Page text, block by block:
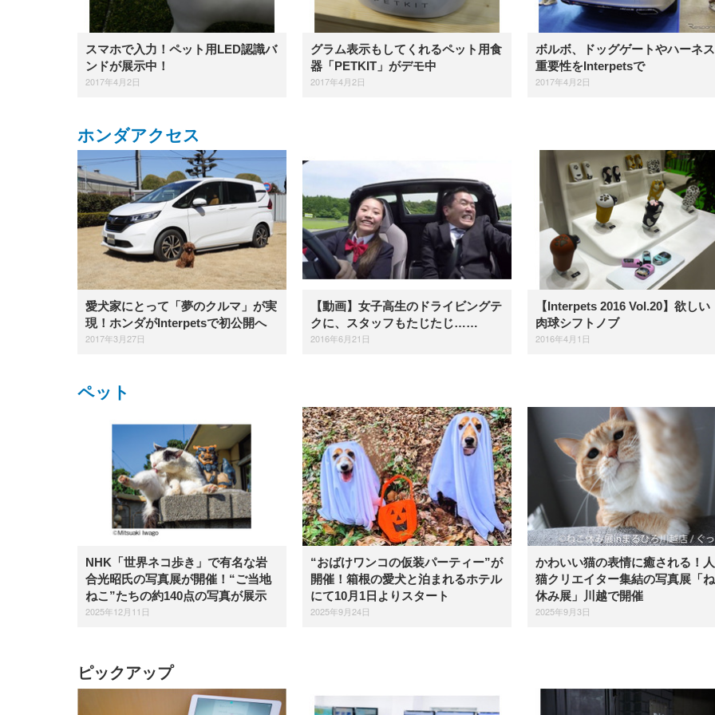
スマホで入力！ペット用LED認識バ
ンドが展示中！
2017年4月2日
グラム表示もしてくれるペット用食
器「PETKIT」がデモ中
2017年4月2日
ボルボ、ドッグゲートやハーネ
重要性をInterpetsで
2017年4月2日
ホンダアクセス
愛犬家にとって「夢のクルマ」が実
現！ホンダがInterpetsで初公開へ
2017年3月27日
【動画】女子高生のドライビングテ
クに、スタッフもたじたじ……
2016年6月21日
【Interpets 2016 Vol.20】欲しい
肉球シフトノブ
2016年4月1日
ペット
NHK「世界ネコ歩き」で有名な岩
合光昭氏の写真展が開催！“ご当地
ねこ”たちの約140点の写真が展示
2025年12月11日
“おばけワンコの仮装パーティー”が
開催！箱根の愛犬と泊まれるホテル
にて10月1日よりスタート
2025年9月24日
かわいい猫の表情に癒される！
猫クリエイター集結の写真展「
休み展」川越で開催
2025年9月3日
ピックアップ